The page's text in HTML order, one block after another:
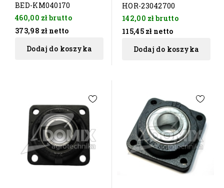
BED-KM040170
460,00 złbrutto
373,98 zł netto
Dodaj do koszyka
HOR-23042700
142,00 złbrutto
115,45 zł netto
Dodaj do koszyka